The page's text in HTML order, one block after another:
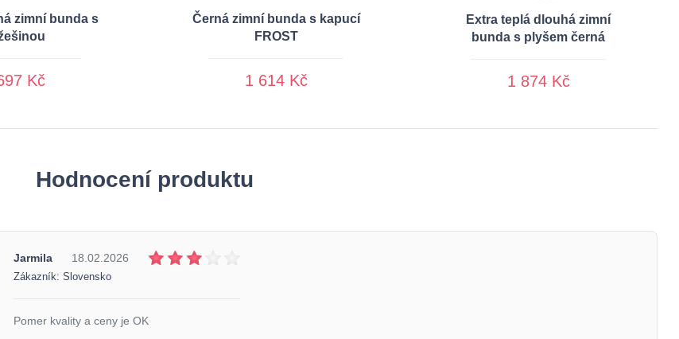
zimní bunda s
Kč
Černá zimní bunda s kapucí
FROST
1 614 Kč
Extra teplá dlouhá zimní
bunda s plyšem černá
1 874 Kč
Hodnocení produktu
Jarmila 18.02.2026
Zákazník: Slovensko
Pomer kvality a ceny je OK